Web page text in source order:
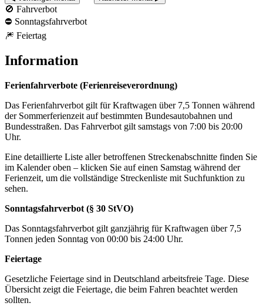
🚫 Fahrverbot
⛔ Sonntagsfahrverbot
🎆 Feiertag
Information
Ferienfahrverbote (Ferienreiseverordnung)
Das Ferienfahrverbot gilt für Kraftwagen über 7,5 Tonnen während
der Sommerferienzeit auf bestimmten Bundesautobahnen und
Bundesstraßen. Das Fahrverbot gilt samstags von 7:00 bis 20:00
Uhr.
Eine detaillierte Liste aller betroffenen Streckenabschnitte finden Sie
im Kalender oben – klicken Sie auf einen Samstag während der
Ferienzeit, um die vollständige Streckenliste mit Suchfunktion zu
sehen.
Sonntagsfahrverbot (§ 30 StVO)
Das Sonntagsfahrverbot gilt ganzjährig für Kraftwagen über 7,5
Tonnen jeden Sonntag von 00:00 bis 24:00 Uhr.
Feiertage
Gesetzliche Feiertage sind in Deutschland arbeitsfreie Tage. Diese
Übersicht zeigt die Feiertage, die beim Fahren beachtet werden
sollten.